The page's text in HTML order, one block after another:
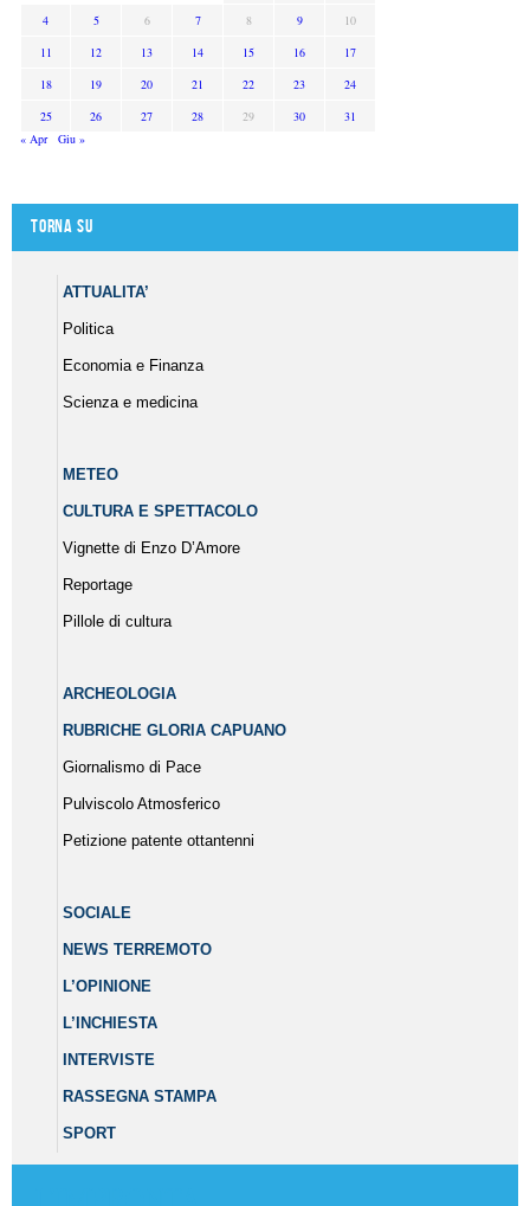
4
5 6 7 8 9
10
11
12 13 14 15 16
17
18
19 20 21 22 23
24
25
26 27 28 29 30
31
« Apr
Giu »
Torna su
ATTUALITA’
Politica
Economia e Finanza
Scienza e medicina
METEO
CULTURA E SPETTACOLO
Vignette di Enzo D’Amore
Reportage
Pillole di cultura
ARCHEOLOGIA
RUBRICHE GLORIA CAPUANO
Giornalismo di Pace
Pulviscolo Atmosferico
Petizione patente ottantenni
SOCIALE
NEWS TERREMOTO
L’OPINIONE
L’INCHIESTA
INTERVISTE
RASSEGNA STAMPA
SPORT